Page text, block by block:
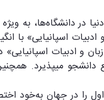
در دانشگاه‌ها، به
اسپانیایی» با
می‏پذیرد.
اول را در جهان